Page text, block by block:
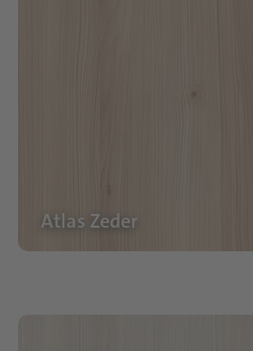
Atlas Zeder